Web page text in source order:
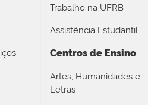
Trabalhe na UFRB
Assistência Estudantil
Centros de Ensino
Artes, Humanidades e
Letras